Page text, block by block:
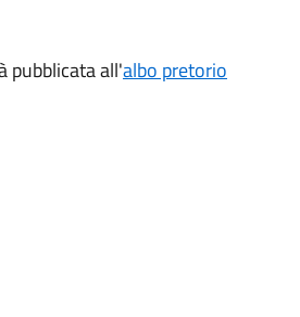
pubblicata all'albo pretorio